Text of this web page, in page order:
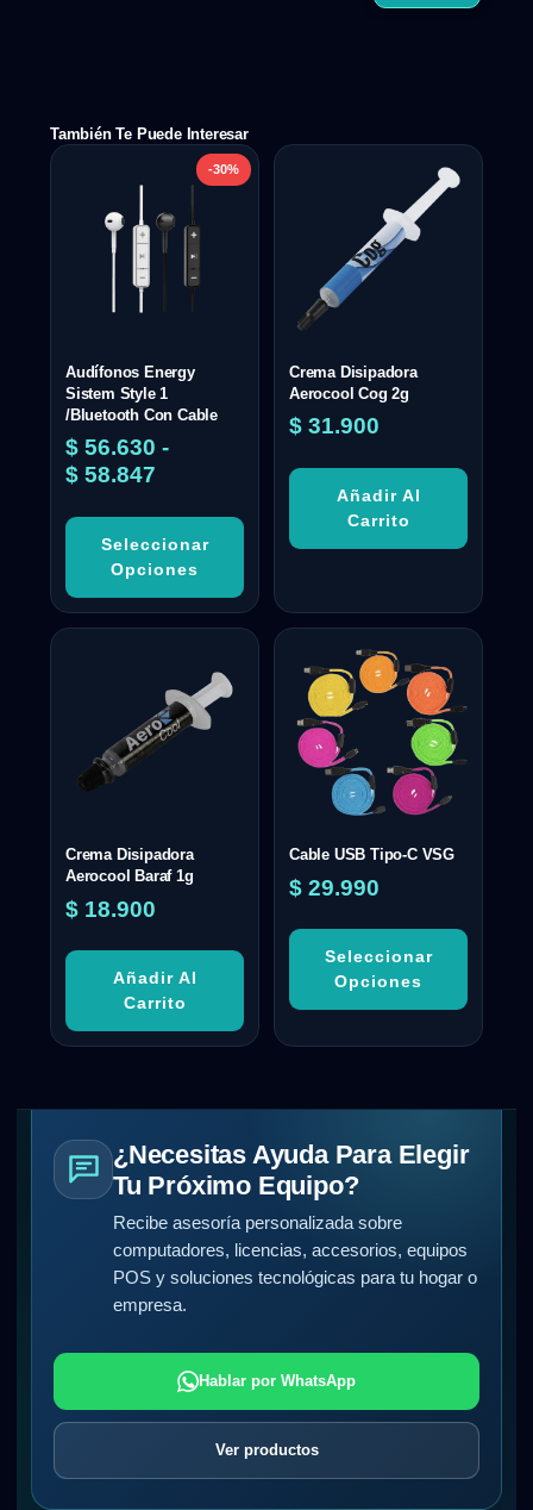
También Te Puede Interesar
-30%
Audífonos Energy
Sistem Style 1
/Bluetooth Con Cable
$ 56.630 -
$ 58.847
Seleccionar
Opciones
Crema Disipadora
Aerocool Cog 2g
$ 31.900
Añadir Al
Carrito
Crema Disipadora
Aerocool Baraf 1g
$ 18.900
Añadir Al
Carrito
Cable USB Tipo-C VSG
$ 29.990
Seleccionar
Opciones
¿Necesitas Ayuda Para Elegir
Tu Próximo Equipo?
Recibe asesoría personalizada sobre
computadores, licencias, accesorios, equipos
POS y soluciones tecnológicas para tu hogar o
empresa.
Hablar por WhatsApp
Ver productos